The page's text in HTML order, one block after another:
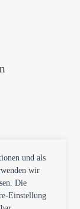
und als
wir
Die
Einstellung